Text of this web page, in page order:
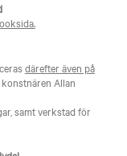
därefter även på
Allan
samt verkstad för